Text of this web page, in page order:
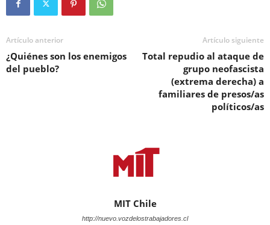
Artículo anterior
¿Quiénes son los enemigos
del pueblo?
Artículo siguiente
Total repudio al ataque de
grupo neofascista
(extrema derecha) a
familiares de presos/as
políticos/as
MIT Chile
http://nuevo.vozdelostrabajadores.cl